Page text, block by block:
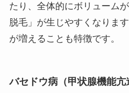
たり、全体的にボリューム
脱毛」が生じやすくなりま
が増えることも特徴です。
バセドウ病（甲状腺機能